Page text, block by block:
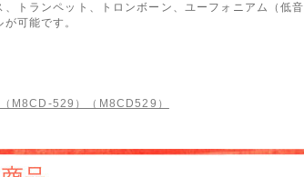
トランペット、トロンボーン、ユーフォニアム（低音
可能です。
M8CD-529）（M8CD529）